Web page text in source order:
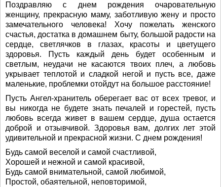
Поздравляю с днем рождения очаровательную
женщину, прекрасную маму, заботливую жену и просто
замечательного человека! Хочу пожелать женского
счастья, достатка в домашнем быту, большой радости на
сердце, светлячков в глазах, красоты и цветущего
здоровья. Пусть каждый день будет особенным и
светлым, неудачи не касаются твоих плеч, а любовь
укрывает теплотой и сладкой негой и пусть все, даже
маленькие, проблемки отойдут на большое расстояние!
Пусть Ангел-хранитель оберегает вас от всех тревог, и
вы никогда не будете знать печалей и горестей, пусть
любовь всегда живет в вашем сердце, душа остается
доброй и отзывчивой. Здоровья вам, долгих лет этой
удивительной и прекрасной жизни. С днем рождения!
Будь самой веселой и самой счастливой,
Хорошей и нежной и самой красивой,
Будь самой внимательной, самой любимой,
Простой, обаятельной, неповторимой,